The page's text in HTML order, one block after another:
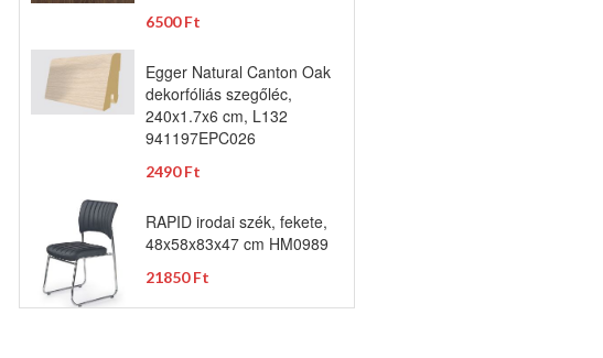
6500 Ft
Egger Natural Canton Oak
dekorfóliás szegőléc,
240x1.7x6 cm, L132
941197EPC026
2490 Ft
RAPID irodai szék, fekete,
48x58x83x47 cm HM0989
21850 Ft